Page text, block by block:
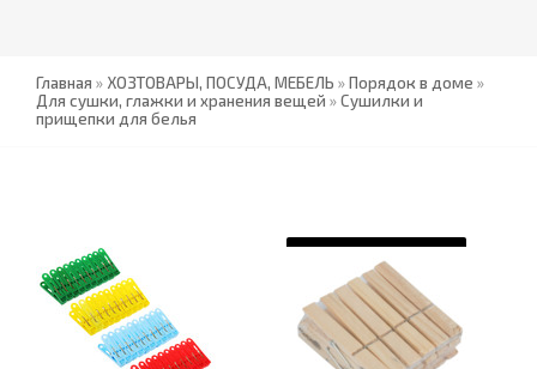
Главная » ХОЗТОВАРЫ, ПОСУДА, МЕБЕЛЬ »Порядок в доме »
Для сушки, глажки и хранения вещей »Сушилки и
прищепки для белья